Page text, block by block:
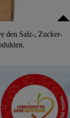
den Salz-, Zucker-